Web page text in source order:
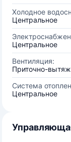
Холодное
Центральное
Центральное
Вентиляция:
Приточно-
Система
Центральное